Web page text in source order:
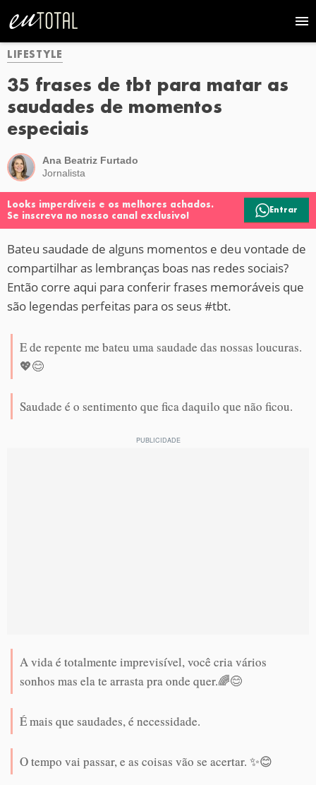
LIFESTYLE
35 frases de tbt para matar as
saudades de momentos
especiais
Ana Beatriz Furtado
Jornalista
Looks imperdíveis e os melhores achados.
Se inscreva no nosso canal exclusivo!
Entrar
Bateu saudade de alguns momentos e deu vontade de
compartilhar as lembranças boas nas redes sociais?
Então corre aqui para conferir frases memoráveis que
são legendas perfeitas para os seus #tbt.
E de repente me bateu uma saudade das nossas loucuras.
💖😊
Saudade é o sentimento que fica daquilo que não ficou.
A vida é totalmente imprevisível, você cria vários
sonhos mas ela te arrasta pra onde quer.🌈😊
É mais que saudades, é necessidade.
O tempo vai passar, e as coisas vão se acertar. ✨😊